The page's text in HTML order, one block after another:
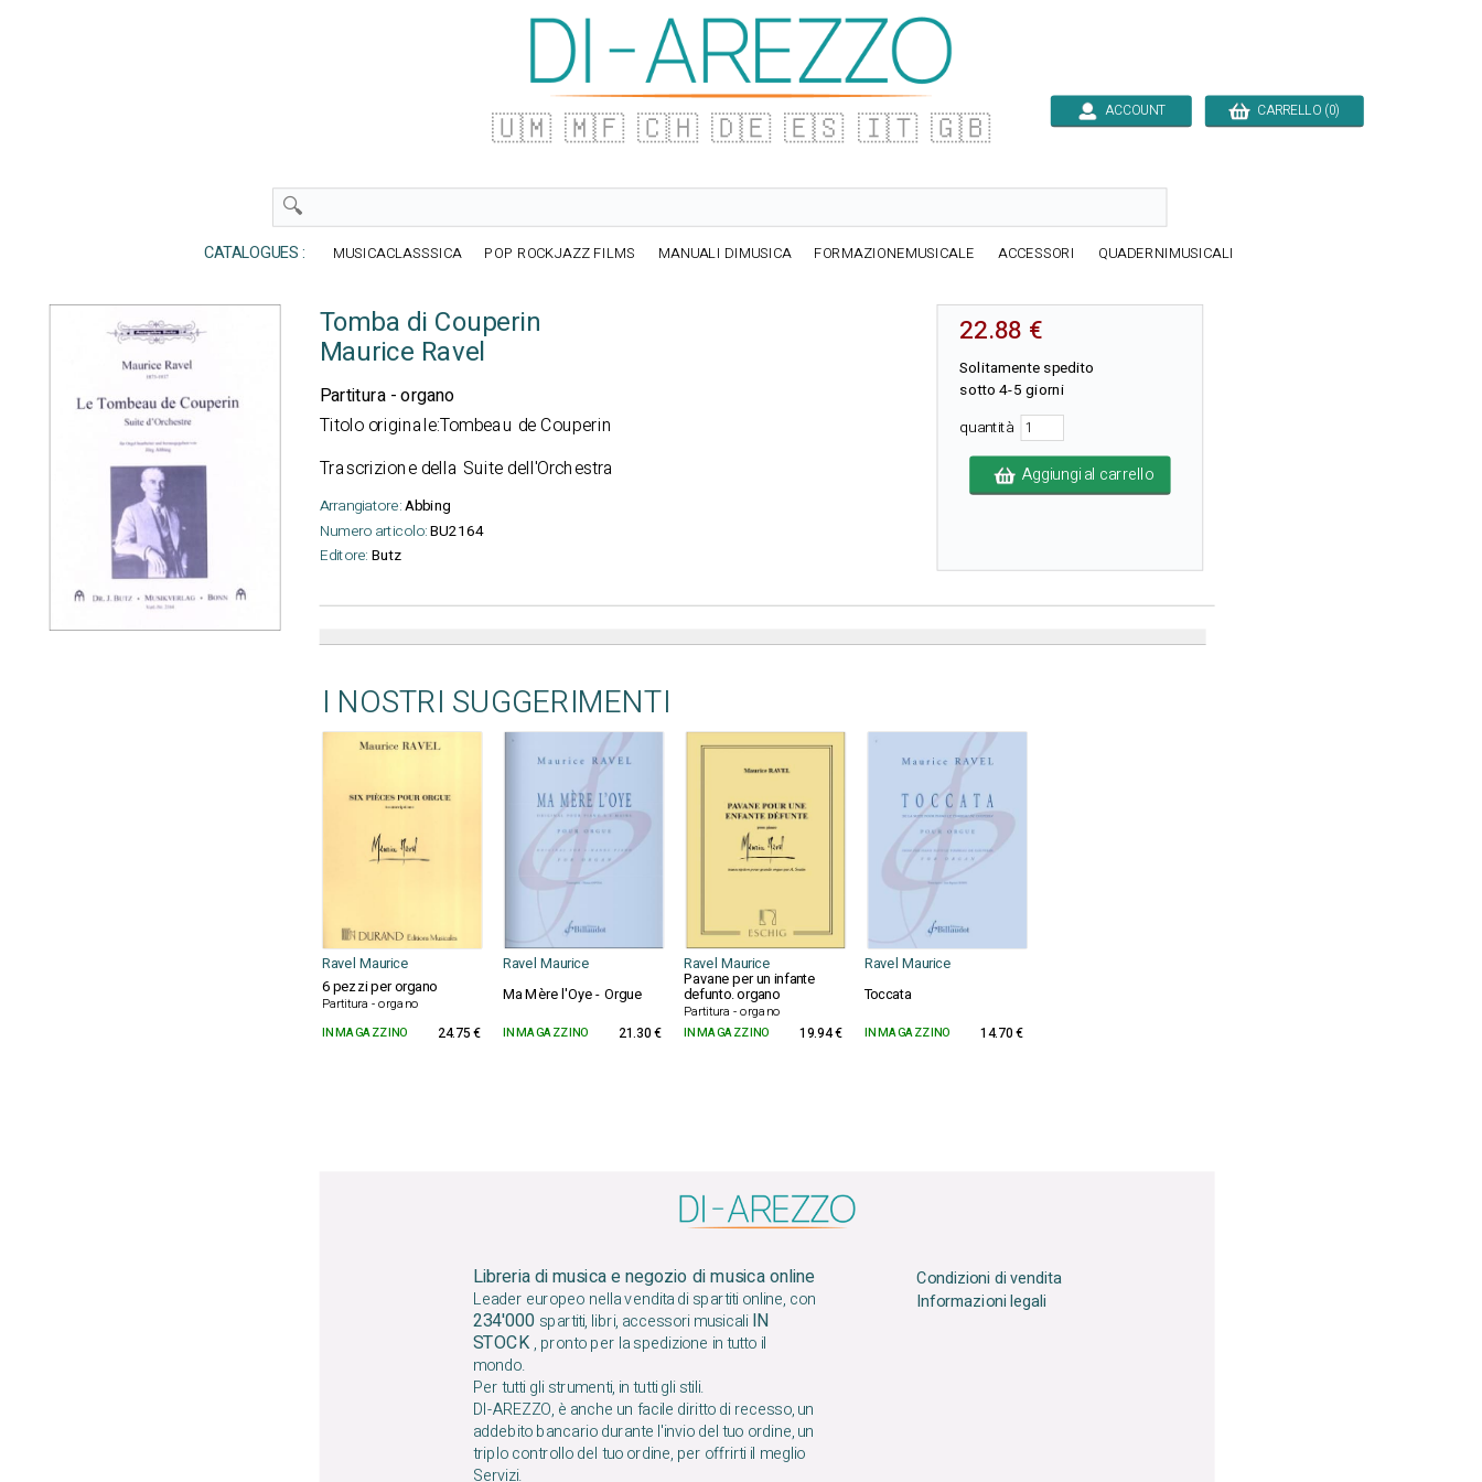
🇺🇲 🇲🇫 🇨🇭 🇩🇪 🇪🇸 🇮🇹 🇬🇧 ACCOUNT CARRELLO (0)
CATALOGUES : MUSICACLASSSICA POP ROCKJAZZ FILMS MANUALI DIMUSICA FORMAZIONEMUSICALE ACCESSORI QUADERNIMUSICALI
Tomba di Couperin
Maurice Ravel
Partitura - organo
Titolo originale:Tombeau de Couperin
Trascrizione della Suite dell'Orchestra
Arrangiatore:Abbing
Numero articolo:BU2164
Editore: Butz
22.88 €
Solitamente spedito
sotto 4-5 giorni
quantità
Aggiungi al carrello
I NOSTRI SUGGERIMENTI
Ravel Maurice Ravel Maurice Ravel Maurice
Ravel Maurice
6 pezzi per organo
Partitura - organo Ma Mère l'Oye - Orgue
Pavane per un infante
defunto. organo
Partitura - organo
Toccata
IN MAGAZZINO 24.75 € IN MAGAZZINO 21.30 € IN MAGAZZINO 19.94 € IN MAGAZZINO 14.70 €
Libreria di musica e negozio di musica online
Leader europeo nella vendita di spartiti online, con
234'000 spartiti, libri, accessori musicaliIN
STOCK, pronto per la spedizione in tutto il
mondo.
Per tutti gli strumenti, in tutti gli stili.
DI-AREZZO, è anche un facile diritto di recesso, un
addebito bancario durante l'invio del tuo ordine, un
triplo controllo del tuo ordine, per offrirti il ​​meglio
Servizi.
Condizioni di vendita
Informazioni legali